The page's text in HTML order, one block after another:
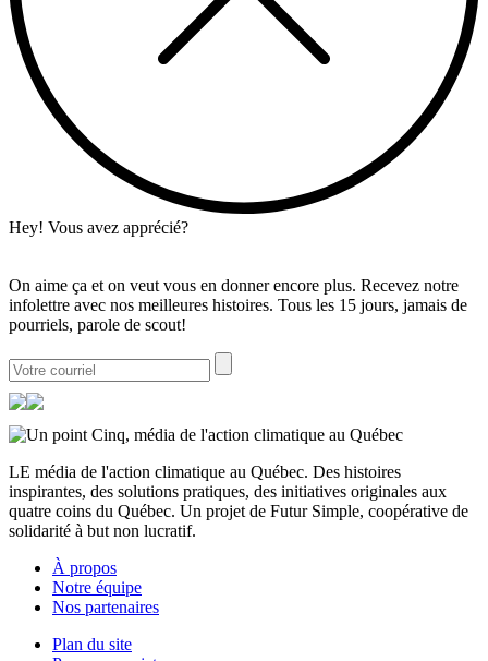
Hey! Vous avez apprécié?
On aime ça et on veut vous en donner encore plus. Recevez notre
infolettre avec nos meilleures histoires. Tous les 15 jours, jamais de
pourriels, parole de scout!
LE média de l'action climatique au Québec. Des histoires
inspirantes, des solutions pratiques, des initiatives originales aux
quatre coins du Québec. Un projet de Futur Simple, coopérative de
solidarité à but non lucratif.
À propos
Notre équipe
Nos partenaires
Plan du site